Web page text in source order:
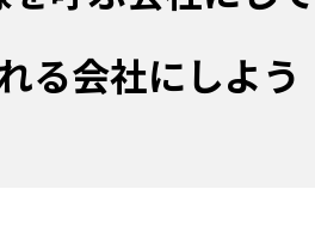
る会社にしよう